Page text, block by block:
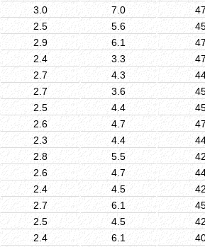
3.0 7.0
2.5 5.6
2.9 6.1
2.4 3.3
2.7 4.3
2.7 3.6
2.5 4.4
2.6 4.7
2.3 4.4
2.8 5.5
2.6 4.7
2.4 4.5
2.7 6.1
2.5 4.5
2.4 6.1